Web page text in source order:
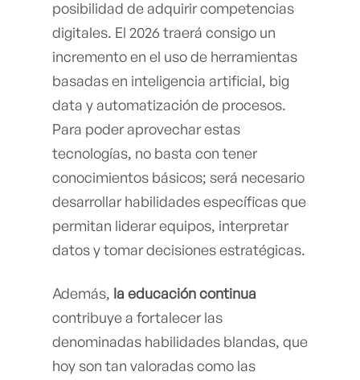
posibilidad de adquirir competencias
digitales. El 2026 traerá consigo un
incremento en el uso de herramientas
basadas en inteligencia artificial, big
data y automatización de procesos.
Para poder aprovechar estas
tecnologías, no basta con tener
conocimientos básicos; será necesario
desarrollar habilidades específicas que
permitan liderar equipos, interpretar
datos y tomar decisiones estratégicas.
Además, la educación continua
contribuye a fortalecer las
denominadas habilidades blandas, que
hoy son tan valoradas como las